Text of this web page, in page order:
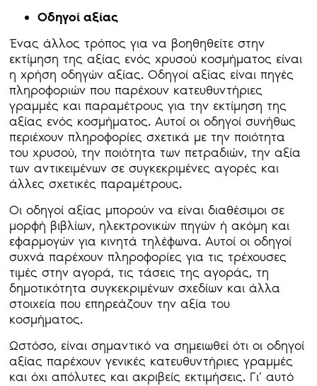
Οδηγοί αξίας
Ένας άλλος τρόπος για να βοηθηθείτε στην
εκτίμηση της αξίας ενός χρυσού κοσμήματος είναι
η χρήση οδηγών αξίας. Οδηγοί αξίας είναι πηγές
πληροφοριών που παρέχουν κατευθυντήριες
γραμμές και παραμέτρους για την εκτίμηση της
αξίας ενός κοσμήματος. Αυτοί οι οδηγοί συνήθως
περιέχουν πληροφορίες σχετικά με την ποιότητα
του χρυσού, την ποιότητα των πετραδιών, την αξία
των αντικειμένων σε συγκεκριμένες αγορές και
άλλες σχετικές παραμέτρους.
Οι οδηγοί αξίας μπορούν να είναι διαθέσιμοι σε
μορφή βιβλίων, ηλεκτρονικών πηγών ή ακόμη και
εφαρμογών για κινητά τηλέφωνα. Αυτοί οι οδηγοί
συχνά παρέχουν πληροφορίες για τις τρέχουσες
τιμές στην αγορά, τις τάσεις της αγοράς, τη
δημοτικότητα συγκεκριμένων σχεδίων και άλλα
στοιχεία που επηρεάζουν την αξία του
κοσμήματος.
Ωστόσο, είναι σημαντικό να σημειωθεί ότι οι οδηγοί
αξίας παρέχουν γενικές κατευθυντήριες γραμμές
και όχι απόλυτες και ακριβείς εκτιμήσεις. Γι’ αυτό